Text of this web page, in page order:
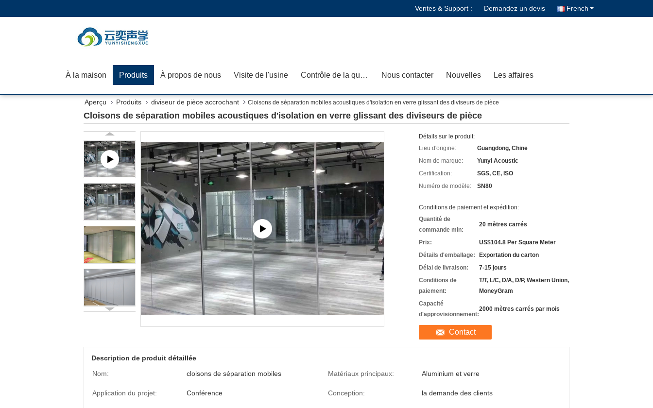
Ventes & Support : Demandez un devis French
À la maison Produits À propos de nous Visite de l'usine Contrôle de la qualité Nous contacter Nouvelles Les affaires
Aperçu Produits diviseur de pièce accrochant Cloisons de séparation mobiles acoustiques d'isolation en verre glissant des diviseurs de pièce
Cloisons de séparation mobiles acoustiques d'isolation en verre glissant des diviseurs de pièce
Détails sur le produit:
Lieu d'origine:
Guangdong, Chine
Nom de marque:
Yunyi Acoustic
Certification:
SGS, CE, ISO
Numéro de modèle:
SN80
Conditions de paiement et expédition:
Quantité de
commande min:
20 mètres carrés
Prix:
US$104.8 Per Square Meter
Détails d'emballage:
Exportation du carton
Délai de livraison:
7-15 jours
Conditions de
paiement:
T/T, L/C, D/A, D/P, Western Union,
MoneyGram
Capacité
d'approvisionnement:
2000 mètres carrés par mois
Contact
Description de produit détaillée
Nom:
cloisons de séparation mobiles Matériaux principaux: Aluminium et verre
Application du projet: Conférence Conception: la demande des clients